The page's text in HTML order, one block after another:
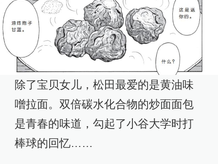
除了宝贝女儿，松田最爱的是黄油味
噌拉面。双倍碳水化合物的炒面面包
是青春的味道，勾起了小谷大学时打
棒球的回忆……